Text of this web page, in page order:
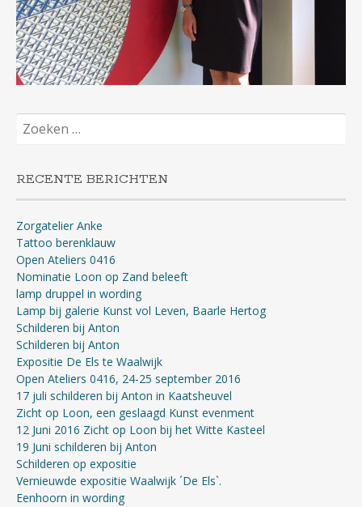
naar:
RECENTE BERICHTEN
Zorgatelier Anke
Tattoo berenklauw
Open Ateliers 0416
Nominatie Loon op Zand beleeft
lamp druppel in wording
Lamp bij galerie Kunst vol Leven, Baarle Hertog
Schilderen bij Anton
Schilderen bij Anton
Expositie De Els te Waalwijk
Open Ateliers 0416, 24-25 september 2016
17 juli schilderen bij Anton in Kaatsheuvel
Zicht op Loon, een geslaagd Kunst evenment
12 Juni 2016 Zicht op Loon bij het Witte Kasteel
19 Juni schilderen bij Anton
Schilderen op expositie
Vernieuwde expositie Waalwijk ´De Els`.
Eenhoorn in wording